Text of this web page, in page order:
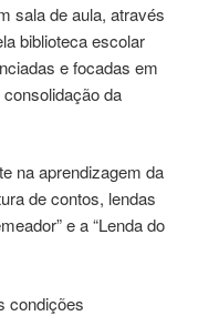
sala de aula, através
biblioteca escolar
e focadas em
da
na aprendizagem da
de contos, lendas
e a “Lenda do
condições